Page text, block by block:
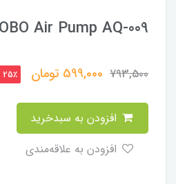
Air Pump AQ-009
793,500
599,000 تومان 25٪